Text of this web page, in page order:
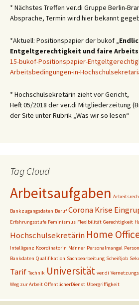
* Nächstes Treffen ver.di Gruppe Berlin-
Absprache, Termin wird hier bekannt
*Aktuell: Positionspapier der bukof „
Entgeltgerechtigkeit und faire
15-bukof-Positionspapier-
Arbeitsbedingungen-in-
* Hochschulsekretärin zieht vor Gericht,
Heft 05/2018 der ver.di Mitgliederzeitung
der Site unter Rubrik „Was wir so lesen“
Tag Cloud
Arbeitsaufgaben
Bankzugangsdaten Beruf Corona Krise
Erfahrungsstufe Feminismus Flexibilität Gerechtigkeit
Hochschulsekretärin Home
Intelligenz Koordinatorin Männer Personalmangel
Bankdaten Qualifikation Sachbearbeitung Scheißjob
Tarif Technik Universität ver.di
Weg zur Arbeit ÖffentlicherDienst Übergriffigkeit